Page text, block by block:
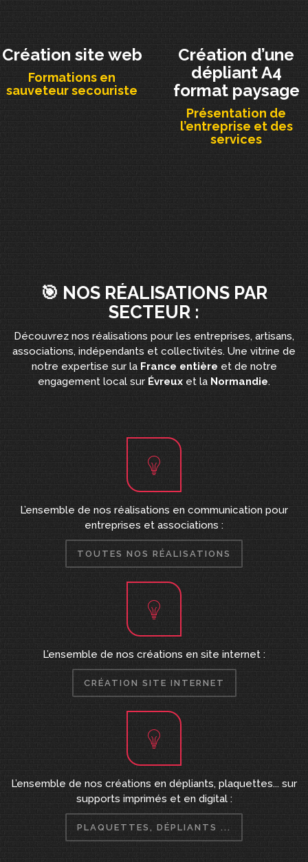
Création site web
Formations en
sauveteur secouriste
Création d’une
dépliant A4
format paysage
Présentation de
l’entreprise et des
services
🎯 NOS RÉALISATIONS PAR
SECTEUR :
Découvrez nos réalisations pour les entreprises, artisans,
associations, indépendants et collectivités. Une vitrine de
notre expertise sur la France entière et de notre
engagement local sur Évreux et la Normandie.
L’ensemble de nos réalisations en communication pour
entreprises et associations :
TOUTES NOS RÉALISATIONS
L’ensemble de nos créations en site internet :
CRÉATION SITE INTERNET
L’ensemble de nos créations en dépliants, plaquettes... sur
supports imprimés et en digital :
PLAQUETTES, DÉPLIANTS ...